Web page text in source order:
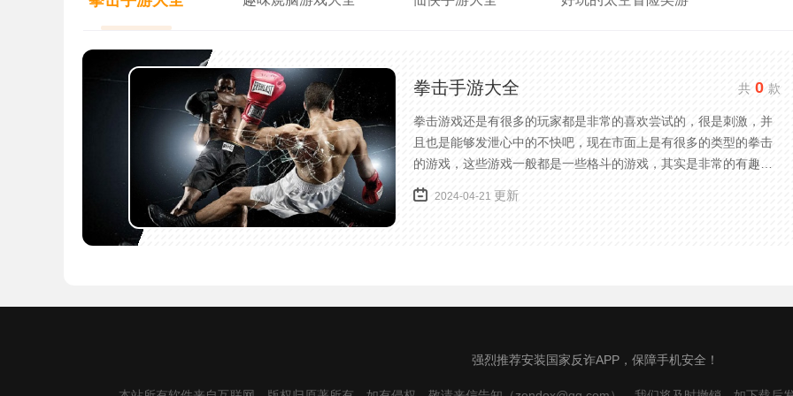
拳击手游大全 共0 款
拳击游戏还是有很多的玩家都是非常的喜欢尝试的，很是刺激，并
且也是能够发泄心中的不快吧，现在市面上是有很多的类型的拳击
的游戏，这些游戏一般都是一些格斗的游戏，其实是非常的有趣，
也是相当的刺激的，游戏中是有一些不同的场景都是能够去进行体
验的，我们也是能够去刺激的进行对战的，小编现在就是收集了一
2024-04-21 更新
强烈推荐安装国家反诈APP，保障手机安全！